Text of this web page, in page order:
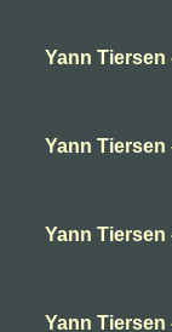
Yann Tiersen
Yann
Yann Tiersen
Yann Tiersen